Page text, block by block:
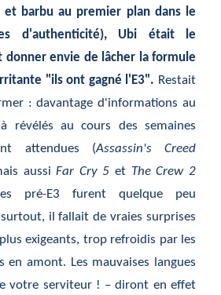
barbu au premier plan dans le
d'authenticité), Ubi était le
donner envie de lâcher la formule
"ils ont gagné l'E3". Restait
: davantage d'informations au
révélés au cours des semaines
attendues (Assassin's Creed
aussiFar Cry 5 et The Crew 2
pré-E3 furent quelque peu
il fallait de vraies surprises
exigeants, trop refroidis par les
en amont. Les mauvaises langues
votre serviteur ! – diront en effet